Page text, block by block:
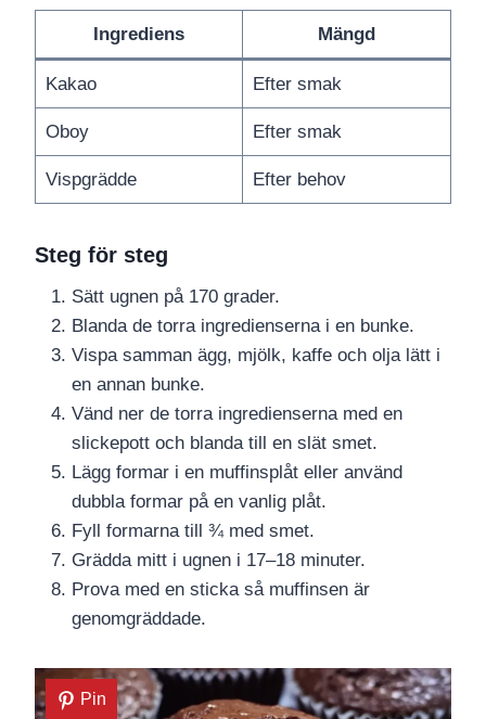
Ingrediens Mängd
Kakao Efter smak
Oboy Efter smak
Vispgrädde Efter behov
Steg för steg
Sätt ugnen på 170 grader.
Blanda de torra ingredienserna i en bunke.
Vispa samman ägg, mjölk, kaffe och olja lätt i
en annan bunke.
Vänd ner de torra ingredienserna med en
slickepott och blanda till en slät smet.
Lägg formar i en muffinsplåt eller använd
dubbla formar på en vanlig plåt.
Fyll formarna till ¾ med smet.
Grädda mitt i ugnen i 17–18 minuter.
Prova med en sticka så muffinsen är
genomgräddade.
Pin